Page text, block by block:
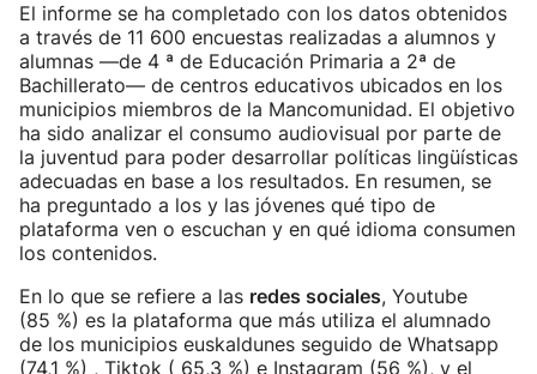
El informe se ha completado con los datos obtenidos
a través de 11 600 encuestas realizadas a alumnos y
alumnas —de 4 ª de Educación Primaria a 2ª de
Bachillerato— de centros educativos ubicados en los
municipios miembros de la Mancomunidad. El objetivo
ha sido analizar el consumo audiovisual por parte de
la juventud para poder desarrollar políticas lingüísticas
adecuadas en base a los resultados. En resumen, se
ha preguntado a los y las jóvenes qué tipo de
plataforma ven o escuchan y en qué idioma consumen
los contenidos.
En lo que se refiere a las redes sociales, Youtube
(85 %) es la plataforma que más utiliza el alumnado
de los municipios euskaldunes seguido de Whatsapp
(74,1 %) , Tiktok ( 65,3 %) e Instagram (56 %), y el